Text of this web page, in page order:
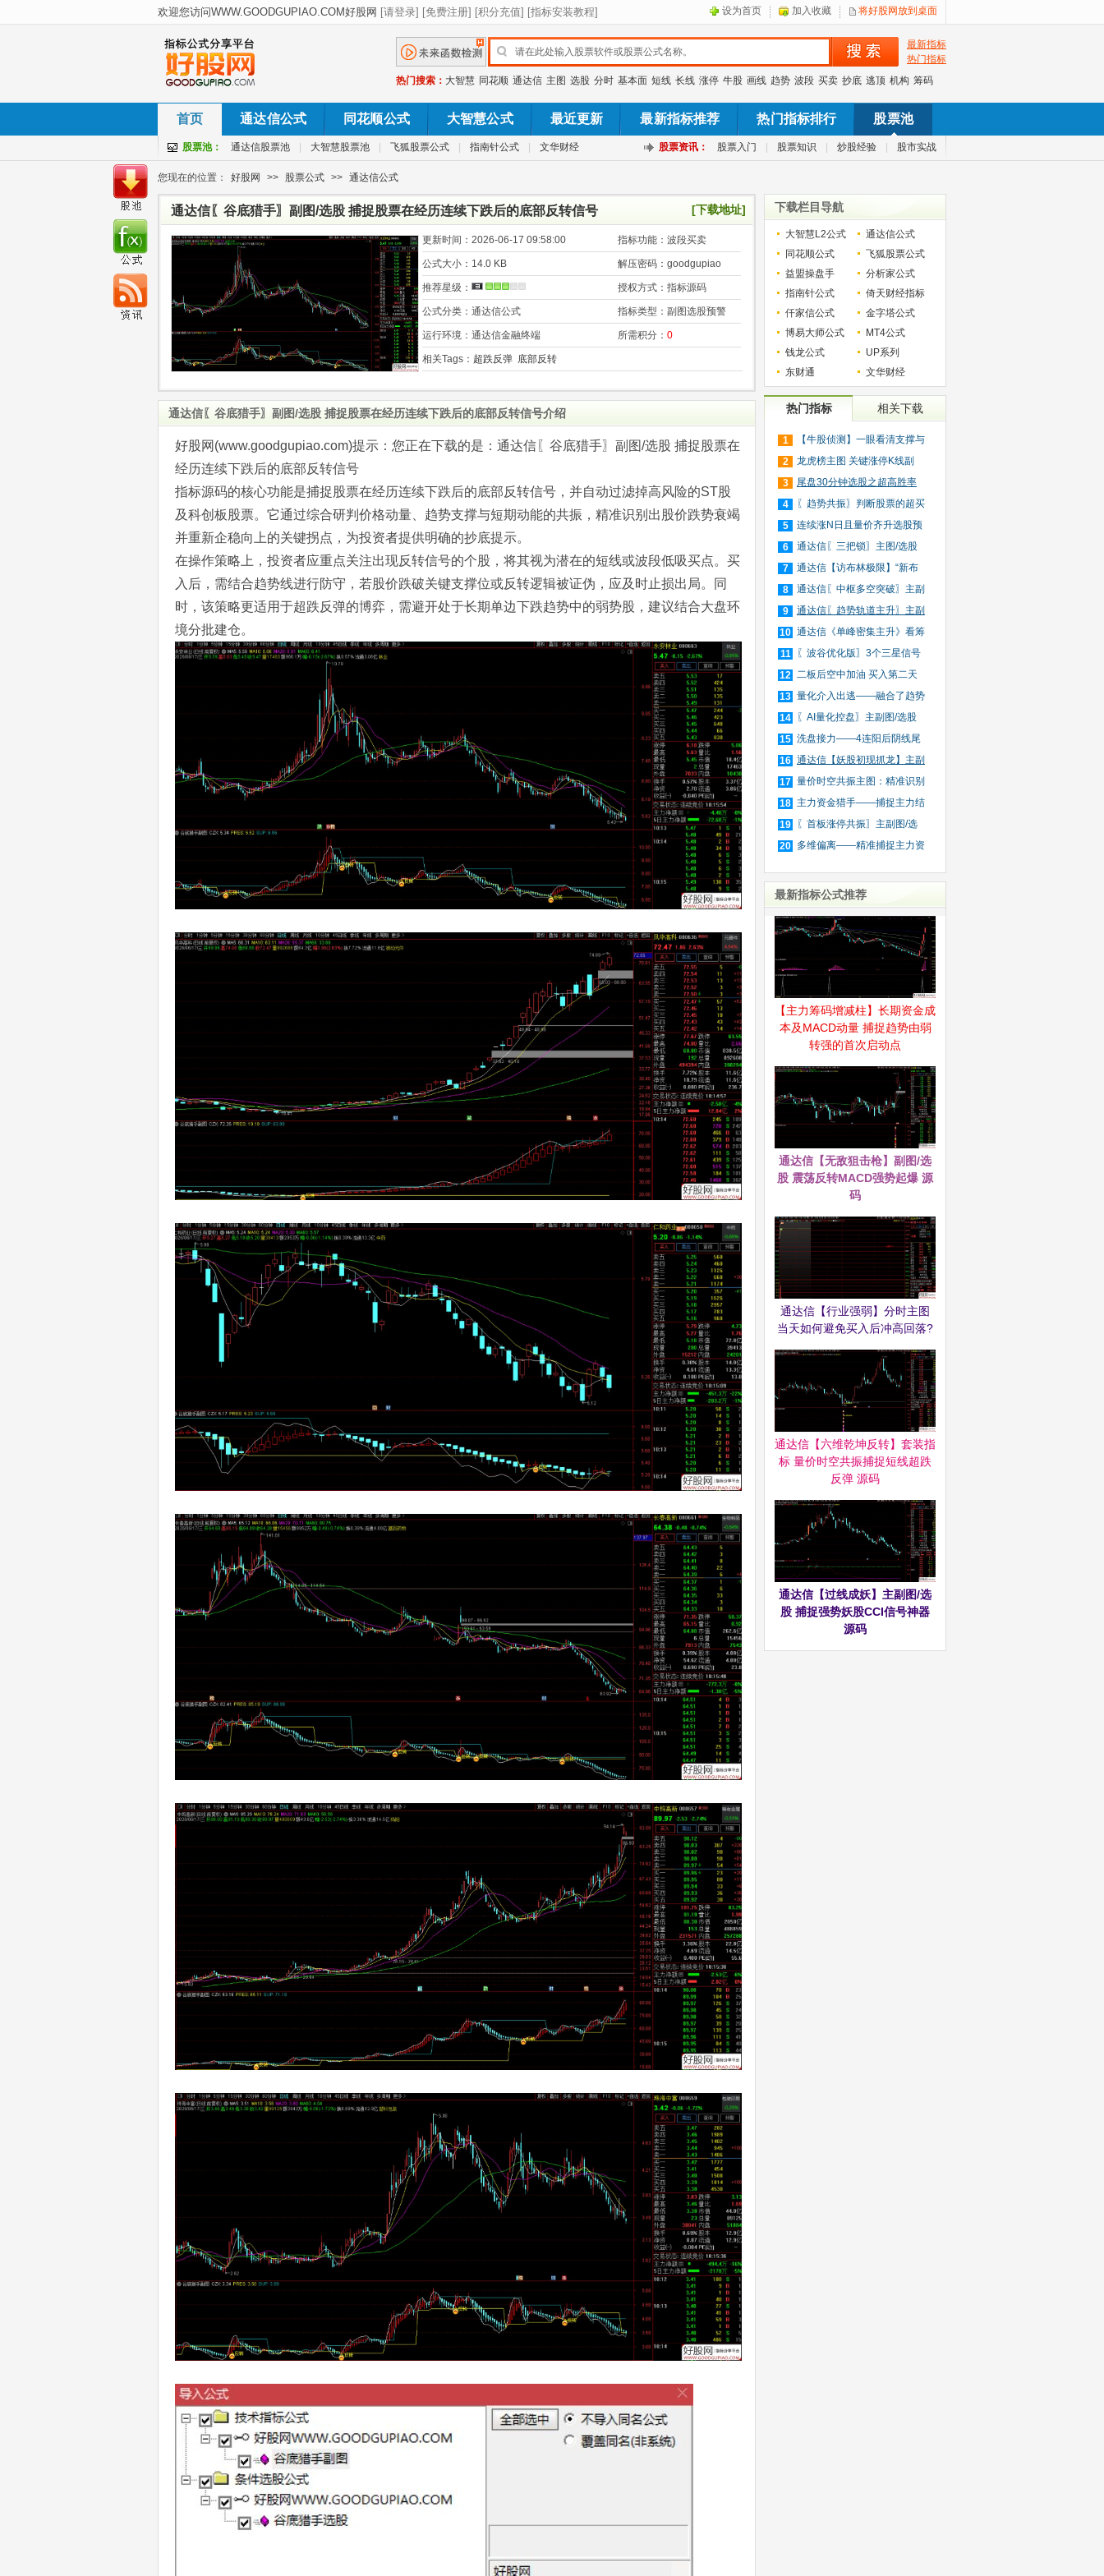
设为首页 加入收藏 将好股网放到桌面
最新指标
热门指标
热门搜索： 大智慧 同花顺 通达信 主图 选股 分时 基本面 短线 长线 涨停 牛股 画线 趋势 波段 买卖 抄底 逃顶 机构 筹码
首页 通达信公式 同花顺公式 大智慧公式 最近更新 最新指标推荐 热门指标排行 股票池
股票池： 通达信股票池 大智慧股票池 飞狐股票公式 指南针公式 文华财经 股票资讯： 股票入门 股票知识 炒股经验 股市实战
您现在的位置： 好股网 >> 股票公式 >> 通达信公式
通达信〖谷底猎手〗副图/选股 捕捉股票在经历连续下跌后的底部反转信号 [下载地址]
更新时间： 2026-06-17 09:58:00 指标功能： 波段买卖
公式大小： 14.0 KB 解压密码： goodgupiao
推荐星级： 授权方式： 指标源码
公式分类： 通达信公式 指标类型： 副图选股预警
运行环境： 通达信金融终端 所需积分： 0
相关Tags： 超跌反弹 底部反转
通达信〖谷底猎手〗副图/选股 捕捉股票在经历连续下跌后的底部反转信号介绍
好股网(www.goodgupiao.com)提示：您正在下载的是：通达信〖谷底猎手〗副图/选股 捕捉股票在
经历连续下跌后的底部反转信号
指标源码的核心功能是捕捉股票在经历连续下跌后的底部反转信号，并自动过滤掉高风险的ST股
及科创板股票。它通过综合研判价格动量、趋势支撑与短期动能的共振，精准识别出股价跌势衰竭
并重新企稳向上的关键拐点，为投资者提供明确的抄底提示。
在操作策略上，投资者应重点关注出现反转信号的个股，将其视为潜在的短线或波段低吸买点。买
入后，需结合趋势线进行防守，若股价跌破关键支撑位或反转逻辑被证伪，应及时止损出局。同
时，该策略更适用于超跌反弹的博弈，需避开处于长期单边下跌趋势中的弱势股，建议结合大盘环
境分批建仓。
下载栏目导航
大智慧L2公式
通达信公式
同花顺公式
飞狐股票公式
益盟操盘手
分析家公式
指南针公式
倚天财经指标
仟家信公式
金字塔公式
博易大师公式
MT4公式
钱龙公式
UP系列
东财通
文华财经
热门指标 相关下载
1
【牛股侦测】一眼看清支撑与
压
2
龙虎榜主图 关键涨停K线副
图/
3
尾盘30分钟选股之超高胜率
版（
4
〖趋势共振〗判断股票的超买
超
5
连续涨N日且量价齐升选股预
警
6
通达信〖三把锁〗主图/选股
短
7
通达信【访布林极限】“新布
林
8
通达信〖中枢多空突破〗主副
图
9
通达信〖趋势轨道主升〗主副
图
10 通达信《单峰密集主升》看筹
码
11
〖波谷优化版〗3个三星信号
捕
12 二板后空中加油 买入第二天
就
13 量化介入出逃——融合了趋势
跟
14
〖AI量化控盘〗主副图/选股
筛
15 洗盘接力——4连阳后阴线尾
买
16 通达信【妖股初现抓龙】主副
图
17 量价时空共振主图：精准识别
主
18 主力资金猎手——捕捉主力结
束
19
〖首板涨停共振〗主副图/选
股
20 多维偏离——精准捕捉主力资
最新指标公式推荐
【主力筹码增减柱】长期资金成
本及MACD动量 捕捉趋势由弱
转强的首次启动点
通达信【无敌狙击枪】副图/选
股 震荡反转MACD强势起爆 源
码
通达信【行业强弱】分时主图
当天如何避免买入后冲高回落?
通达信【六维乾坤反转】套装指
标 量价时空共振捕捉短线超跌
反弹 源码
通达信【过线成妖】主副图/选
股 捕捉强势妖股CCI信号神器
源码